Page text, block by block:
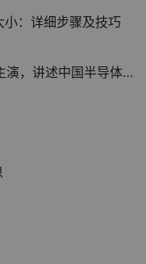
：详细步骤及技巧
讲述中国半导体故事